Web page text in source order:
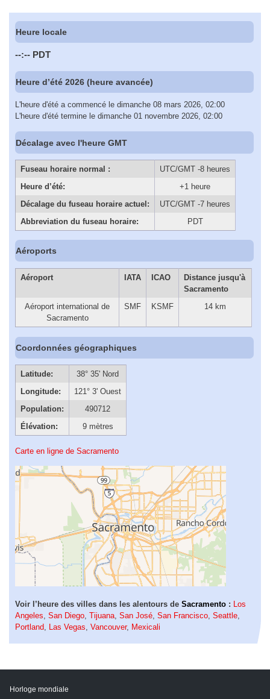
Heure locale
--:-- PDT
Heure d’été 2026 (heure avancée)
L'heure d'été a commencé le dimanche 08 mars 2026, 02:00
L'heure d'été termine le dimanche 01 novembre 2026, 02:00
Décalage avec l'heure GMT
Fuseau horaire normal :
UTC/GMT -8 heures
Heure d’été:
+1 heure
Décalage du fuseau horaire actuel:
UTC/GMT -7 heures
Abbreviation du fuseau horaire:
PDT
Aéroports
Aéroport IATA ICAO
Distance jusqu'à
Sacramento
Aéroport international de
Sacramento
SMF KSMF 14 km
Coordonnées géographiques
Latitude:
38° 35' Nord
Longitude:
121° 3' Ouest
Population:
490712
Élévation:
9 mètres
Carte en ligne de Sacramento
Voir l’heure des villes dans les alentours de Sacramento : Los
Angeles, San Diego, Tijuana, San José, San Francisco, Seattle,
Portland, Las Vegas, Vancouver, Mexicali
Horloge mondiale